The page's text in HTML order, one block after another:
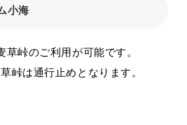
小海
峠のご利用が可能です。
峠は通行止めとなります。